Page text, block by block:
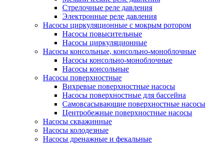
Стрелочные реле давления
Электронные реле давления
Насосы циркуляционные с мокрым ротором
Насосы повысительные
Насосы циркуляционные
Насосы консольные, консольно-моноблочные
Насосы консольно-моноблочные
Насосы консольные
Насосы поверхностные
Вихревые поверхностные насосы
Насосы поверхностные для бассейна
Самовсасывающие поверхностные насосы
Центробежные поверхностные насосы
Насосы скважинные
Насосы колодезные
Насосы дренажные и фекальные